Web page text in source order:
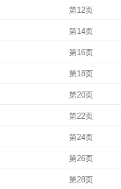
第12页
第14页
第16页
第18页
第20页
第22页
第24页
第26页
第28页